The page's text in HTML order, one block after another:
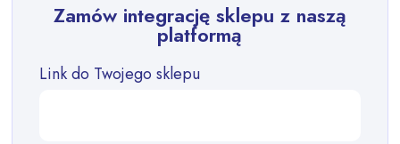
Zamów integrację sklepu z naszą
platformą
Link do Twojego sklepu